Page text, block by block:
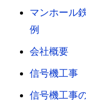
マンホール
例
会社概要
信号機工事
信号機工事